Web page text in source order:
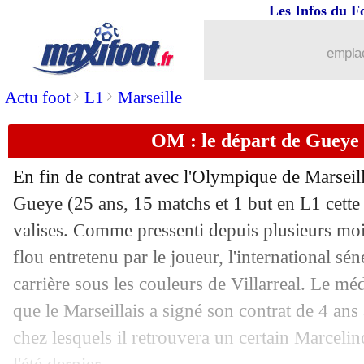
Actu foot> L1 > Marseille
Les Infos du
OM : le départ de Gueye
En fin de contrat avec l'Olympique de
Gueye (25 ans, 15 matchs et 1 but en L1
valises. Comme pressenti depuis plusieurs
flou entretenu par le joueur, l'international
carrière sous les couleurs de Villarreal. Le
que le Marseillais a signé son contrat de 4
chez lesquels il retrouvera un certain
Rennes : Ghisolfi cible Kalimuendo
02/06 L1/L2: Metz-St Etienne, les compos
02/06 EdF: Barcola sans pression
02/06 Fiorentina: Palladino va remplacer
02/06 Real : Mbappé a signé son contrat !
02/06 Real: Güler veut jouer un rôle majeur
02/06 Bayern: Kimmich attend un signe du